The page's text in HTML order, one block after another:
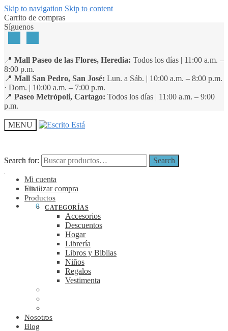
Skip to navigation Skip to content
Carrito de compras
Síguenos
📍 Mall Paseo de las Flores, Heredia: Todos los días | 11:00 a.m. –
8:00 p.m.
📍 Mall San Pedro, San José: Lun. a Sáb. | 10:00 a.m. – 8:00 p.m.
· Dom. | 10:00 a.m. – 7:00 p.m.
📍 Paseo Metrópoli, Cartago: Todos los días | 11:00 a.m. – 9:00
p.m.
MENU
Search for: Search
Mi cuenta
Finalizar compra
0
Search for: Search
Inicio
Productos
CATEGORÍAS
Accesorios
Descuentos
Hogar
Librería
Libros y Biblias
Niños
Regalos
Vestimenta
Nosotros
Blog